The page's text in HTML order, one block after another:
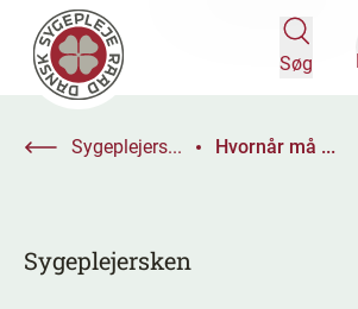
Søg
Sygeplejers... Hvornår må ...
Sygeplejersken